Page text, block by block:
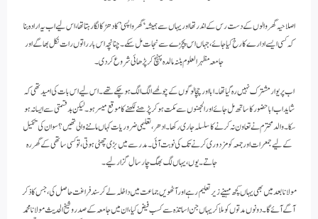
اصلاحیہ گھر والوں کے دست رس کے اندر تھا اور یہاں سے ہمیشہ ‘گھر واپسی’ کا دھڑکا لگا رہتا تھا، اس لیے اب یہ ارادہ بنا
کہ کسی ایسے ادارے کا رخ کیا جائے، جہاں اس پچڑے سے نجات مل سکے۔ چنانچہ اس بار راتوں رات نکل بھاگے اور
جامعہ مظہر العلوم بٹنہ مالدہ پہنچ کر پڑھائی شروع کر دی۔
اب پریوار مشترک نہیں رہ گیا تھا۔ ابا اور چچا لوگوں کے چولھے الگ الگ ہوچکے تھے۔ اس لیے اس بات کی امید تھی کہ
شاید اب ابا حضور کا ساتھ مل جائے اور الجھنوں سے مکت ہوکر پڑھنے لکھنے کا موقع میسر ہو۔ لیکن بد قسمتی سے ایسا نہ ہو
سکا۔ والد محترم نے تعاون نہ کرنے کا سلسلہ جاری رکھا۔ ادھر، تعلیمی ضروریات کہاں ماننے والی تھیں؟ سو ان کی تکمیل
کے لیے جمعرات اور جمعہ کو مزدوری کرنے تک کی نوبت آئی۔ مدرسے میں بڑی چھٹی ہوتی، تو کسی ساتھی کے گھر رہ
جاتے۔ یوں، یہاں لگ بھگ چار سال گزار لیے۔
مولانا بعد میں بھی یہاں کچھ مہینے زیر تعلیم رہے اور آٹھویں جماعت میں داخلہ لے کر سند فراغت حاصل کی، جس کا ذکر
آگے آئے گا۔ دونوں مدتوں کو ملاکر یہاں جن اساتذہ سے کسب فیض کیا، ان میں جامعہ کے صدر و شیخ الحدیث مولانا محمد